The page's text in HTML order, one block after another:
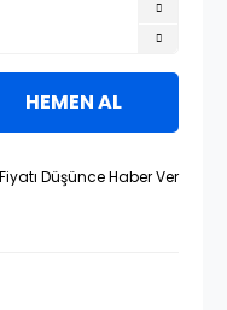
HEMEN AL
Fiyatı Düşünce Haber Ver